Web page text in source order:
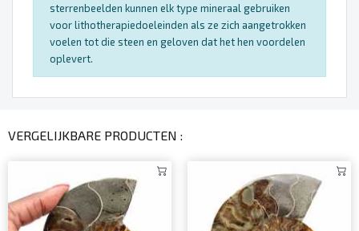
sterrenbeelden kunnen elk type mineraal gebruiken
voor lithotherapiedoeleinden als ze zich aangetrokken
voelen tot die steen en geloven dat het hen voordelen
oplevert.
VERGELIJKBARE PRODUCTEN :